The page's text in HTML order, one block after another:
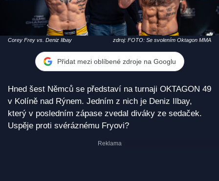
Corey Frey vs. Deniz Ilbay zdroj: FOTO: Se svolením Oktagon MMA
Přidat mezi oblíbené zdroje na Googlu
Hned šest Němců se představí na turnaji OKTAGON 49
v Kolíně nad Rýnem. Jedním z nich je Deniz Ilbay,
který v posledním zápase zvedal diváky ze sedaček.
Uspěje proti svéráznému Fryovi?